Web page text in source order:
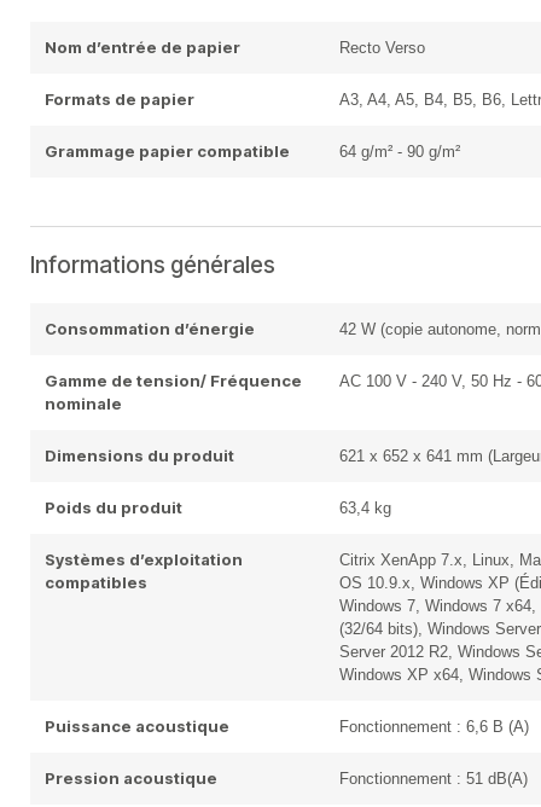
Nom d’entrée de papier Recto Verso
Formats de papier A3, A4, A5, B4, B5, B6,
Grammage papier compatible 64 g/m² - 90 g/m²
Informations générales
Consommation d’énergie 42 W (copie autonome,
Gamme de tension/ Fréquence
nominale
AC 100 V - 240 V, 50 Hz -
Dimensions du produit 621‎ x 652 x 641 mm
Poids du produit 63,4 kg
Systèmes d’exploitation
compatibles
Citrix XenApp 7.x, Linux,
OS 10.9.x, Windows XP
Windows 7, Windows 7
(32/64 bits), Windows
Server 2012 R2, Windows
Windows XP x64, Windows
Puissance acoustique Fonctionnement : 6,6 B (A)
Pression acoustique Fonctionnement : 51 dB(A)